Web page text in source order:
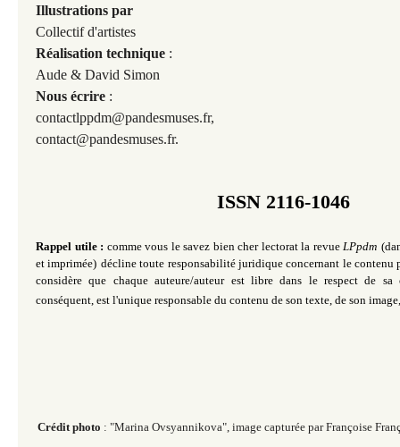
Illustrations par
Collectif d'artistes
Réalisation technique :
Aude & David Simon
Nous écrire :
contactlppdm@pandesmuses.fr,
contact@pandesmuses.fr.
ISSN 2116-1046
Rappel utile : comme vous le savez bien cher lectorat la revue LPpdm
et imprimée) décline toute responsabilité juridique concernant le contenu
considère que chaque auteure/auteur est libre dans le respect de sa
conséquent, est l'unique responsable du contenu de son texte, de son
Crédit photo : "Marina Ovsyannikova", image capturée par Françoise